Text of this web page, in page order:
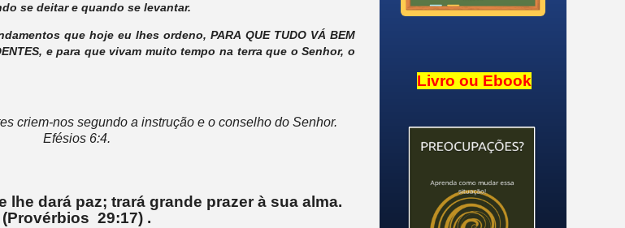
se deitar e quando se levantar.
que hoje eu lhes ordeno, PARA QUE TUDO VÁ BEM
e para que vivam muito tempo na terra que o Senhor, o
criem-nos segundo a instrução e o conselho do Senhor.
Efésios 6:4.
lhe dará paz; trará grande prazer à sua alma.
(Provérbios 29:17) .
Livro ou Ebook